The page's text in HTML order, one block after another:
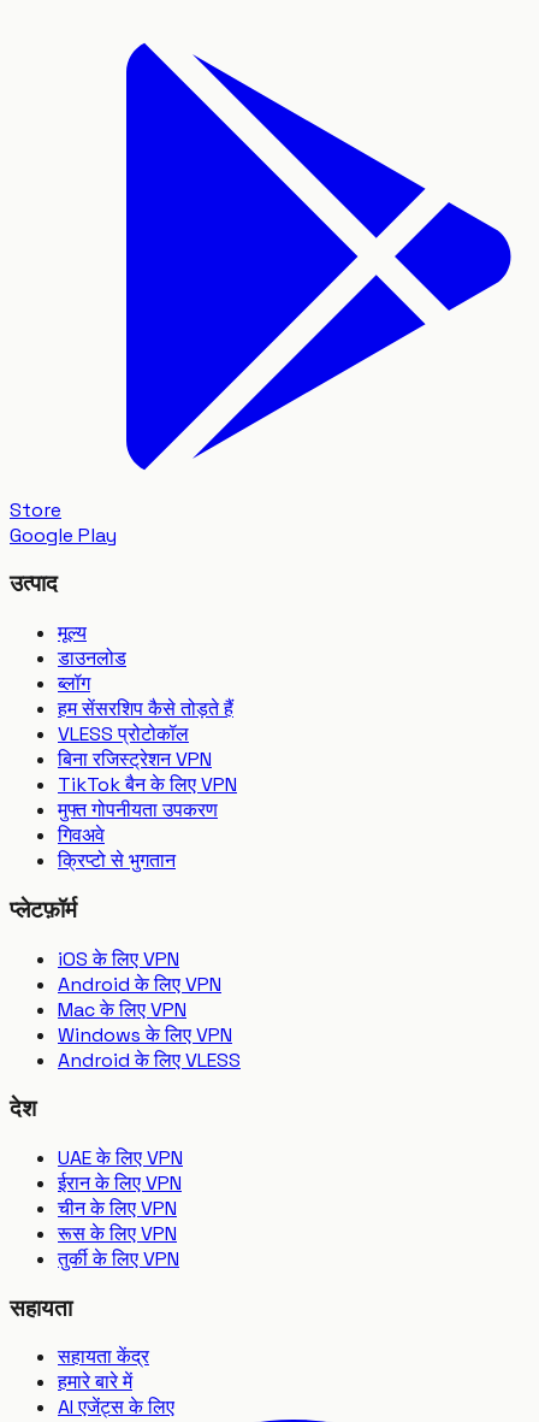
Store
Google Play
उत्पाद
मूल्य
डाउनलोड
ब्लॉग
हम सेंसरशिप कैसे तोड़ते हैं
VLESS प्रोटोकॉल
बिना रजिस्ट्रेशन VPN
TikTok बैन के लिए VPN
मुफ्त गोपनीयता उपकरण
गिवअवे
क्रिप्टो से भुगतान
प्लेटफ़ॉर्म
iOS के लिए VPN
Android के लिए VPN
Mac के लिए VPN
Windows के लिए VPN
Android के लिए VLESS
देश
UAE के लिए VPN
ईरान के लिए VPN
चीन के लिए VPN
रूस के लिए VPN
तुर्की के लिए VPN
सहायता
सहायता केंद्र
हमारे बारे में
AI एजेंट्स के लिए